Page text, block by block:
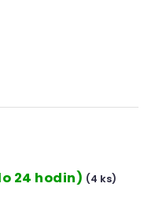
24 hodin) (4 ks)